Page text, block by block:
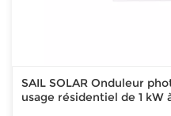
SAIL SOLAR Onduleur
usage résidentiel de 1 kW